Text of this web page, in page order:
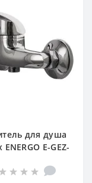
для душа
E-GEZ-